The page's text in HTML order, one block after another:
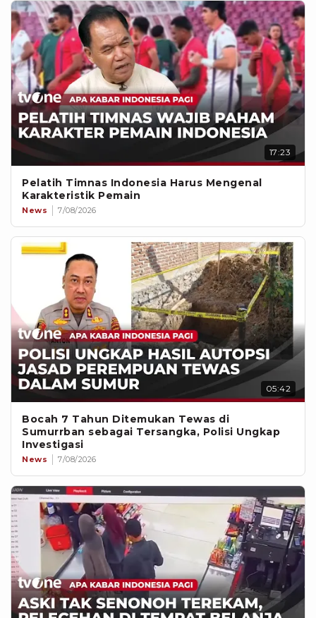
17:23
Pelatih Timnas Indonesia Harus Mengenal
Karakteristik Pemain
News 7/08/2026
05:42
Bocah 7 Tahun Ditemukan Tewas di
Sumurrban sebagai Tersangka, Polisi Ungkap
Investigasi
News 7/08/2026